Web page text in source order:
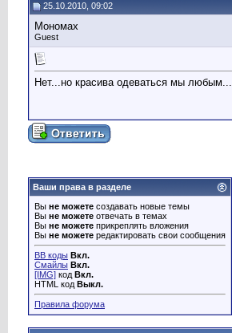
25.10.2010, 09:02
Мономах
Guest
Нет...но красива одеваться мы любым...
Ваши права в разделе
Вы не можете создавать новые темы
Вы не можете отвечать в темах
Вы не можете прикреплять вложения
Вы не можете редактировать свои сообщения
BB коды Вкл.
Смайлы Вкл.
[IMG] код Вкл.
HTML код Выкл.
Правила форума